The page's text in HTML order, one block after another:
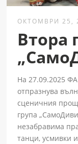
ОКТОМВРИ 25,
Втора
На 27.09.2025 ФА
отпразнува
сценичния
група
незабравима
танци, усмивки